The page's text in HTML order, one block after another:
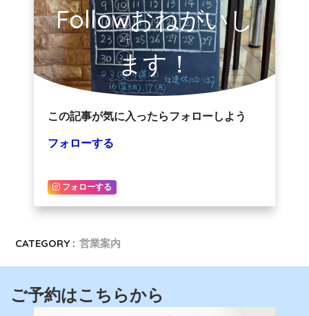
Followおねがいし
ます！
この記事が気に入ったらフォローしよう
フォローする
フォローする
CATEGORY : 営業案内
ご予約はこちらから